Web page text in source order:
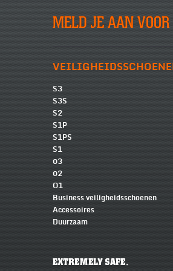
MELD JE AAN VOOR
S3
S3S
S2
S1P
S1PS
S1
03
02
O1
Business veiligheidsschoenen
Accessoires
Duurzaam